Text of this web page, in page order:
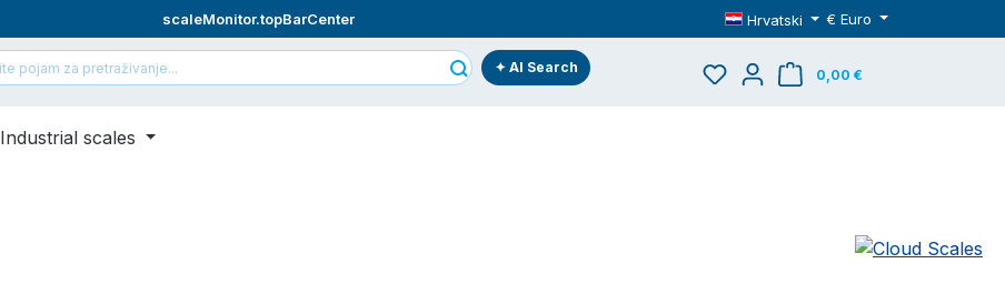
scaleMonitor.topBarCenter Hrvatski € Euro
Imate 0 stavke s popisa želja
0,00 €
Industrial scales